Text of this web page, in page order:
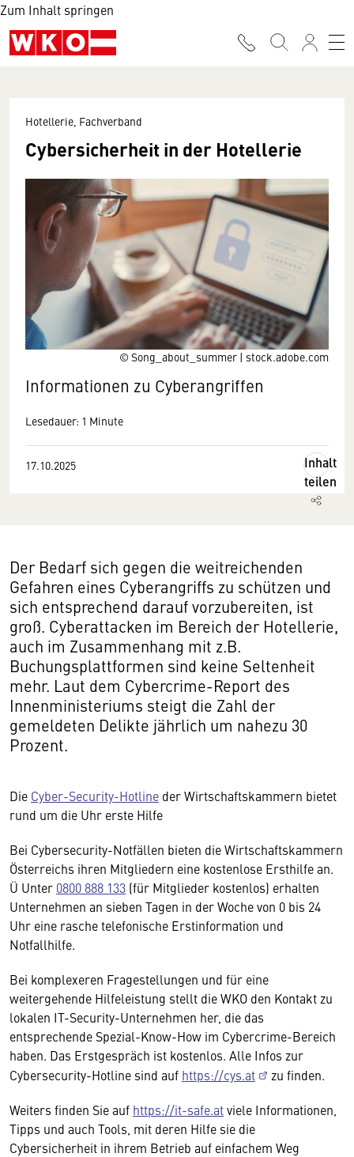
Zum Inhalt springen
© Song_about_summer | stock.adobe.com
Hotellerie, Fachverband
Cybersicherheit in der Hotellerie
Informationen zu Cyberangriffen
Lesedauer: 1 Minute
17.10.2025
Inhalt
teilen
Der Bedarf sich gegen die weitreichenden
Gefahren eines Cyberangriffs zu schützen und
sich entsprechend darauf vorzubereiten, ist
groß. Cyberattacken im Bereich der Hotellerie,
auch im Zusammenhang mit z.B.
Buchungsplattformen sind keine Seltenheit
mehr. Laut dem Cybercrime-Report des
Innenministeriums steigt die Zahl der
gemeldeten Delikte jährlich um nahezu 30
Prozent.
Die Cyber-Security-Hotline der Wirtschaftskammern bietet
rund um die Uhr erste Hilfe
Bei Cybersecurity-Notfällen bieten die Wirtschaftskammern
Österreichs ihren Mitgliedern eine kostenlose Ersthilfe an.
Ü Unter 0800 888 133 (für Mitglieder kostenlos) erhalten
Unternehmen an sieben Tagen in der Woche von 0 bis 24
Uhr eine rasche telefonische Erstinformation und
Notfallhilfe.
Bei komplexeren Fragestellungen und für eine
weitergehende Hilfeleistung stellt die WKO den Kontakt zu
lokalen IT-Security-Unternehmen her, die das
entsprechende Spezial-Know-How im Cybercrime-Bereich
haben. Das Erstgespräch ist kostenlos. Alle Infos zur
Cybersecurity-Hotline sind auf https://cys.at
zu finden.
Weiters finden Sie auf https://it-safe.atviele Informationen,
Tipps und auch Tools, mit deren Hilfe sie die
Cybersicherheit in ihrem Betrieb auf einfachem Weg